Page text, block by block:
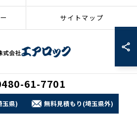
61-7701
玉県) 無料見積もり(埼玉県外)
サイトマップ
ォームなら株式会社エアロック ALL RIGHTS
RESERVED.